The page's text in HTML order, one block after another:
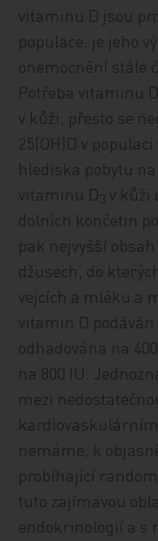
vitaminu D jsou
populace, je jeho
onemocnění stále
Potřeba vitaminu
v kůži, přesto se
25(OH)D v
hlediska pobytu
vitaminu D 3 v kůži
dolních končetin
pak nejvyšší
džusech, do
vejcích a mléku a
vitamin D
odhadována na
na 800 IU.
mezi
nemáme, k
probíhající
tuto zajímavou
endokrinologií a s